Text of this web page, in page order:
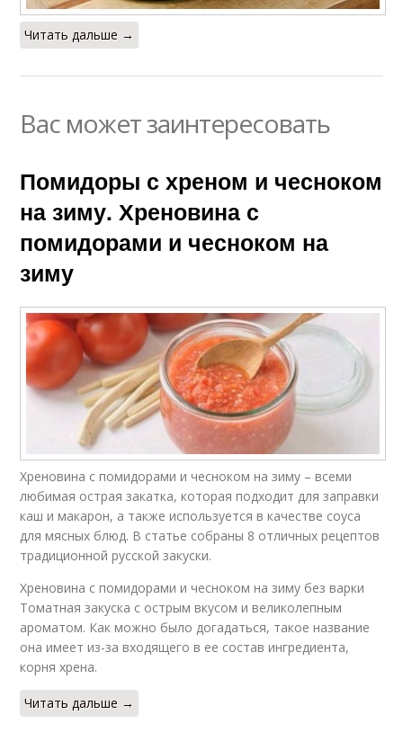
Читать дальше →
Вас может заинтересовать
Помидоры с хреном и чесноком
на зиму. Хреновина с
помидорами и чесноком на
зиму
Хреновина с помидорами и чесноком на зиму – всеми
любимая острая закатка, которая подходит для заправки
каш и макарон, а также используется в качестве соуса
для мясных блюд. В статье собраны 8 отличных рецептов
традиционной русской закуски.
Хреновина с помидорами и чесноком на зиму без варки
Томатная закуска с острым вкусом и великолепным
ароматом. Как можно было догадаться, такое название
она имеет из-за входящего в ее состав ингредиента,
корня хрена.
Читать дальше →